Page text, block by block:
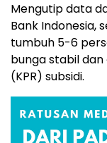
Mengutip data
Bank Indonesia,
tumbuh 5-6
bunga stabil
(KPR) subsidi.